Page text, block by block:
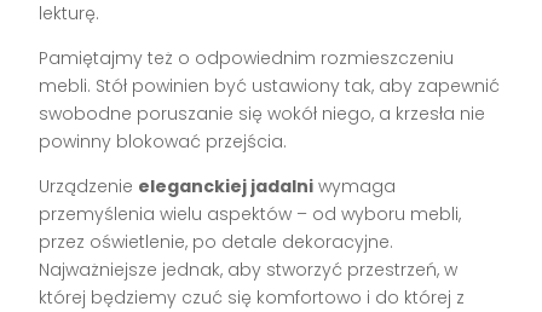
lekturę.
Pamiętajmy też o odpowiednim rozmieszczeniu
mebli. Stół powinien być ustawiony tak, aby zapewnić
swobodne poruszanie się wokół niego, a krzesła nie
powinny blokować przejścia.
Urządzenie eleganckiej jadalni wymaga
przemyślenia wielu aspektów – od wyboru mebli,
przez oświetlenie, po detale dekoracyjne.
Najważniejsze jednak, aby stworzyć przestrzeń, w
której będziemy czuć się komfortowo i do której z